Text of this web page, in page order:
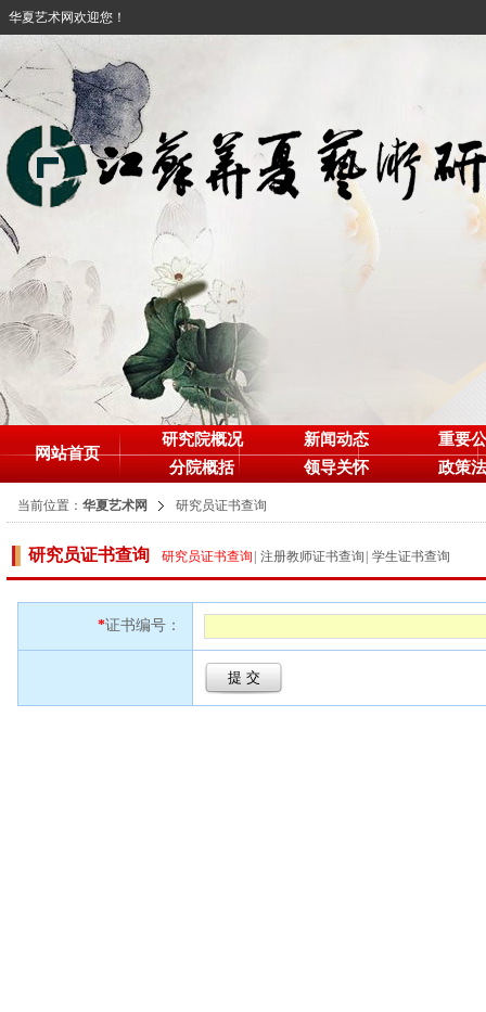
华夏艺术网欢迎您！
网站首页
研究院概况
分院概括
新闻动态
领导关怀
重要
政策
当前位置： 华夏艺术网 研究员证书查询
研究员证书查询 研究员证书查询 注册教师证书查询 学生证书查询
*证书编号：